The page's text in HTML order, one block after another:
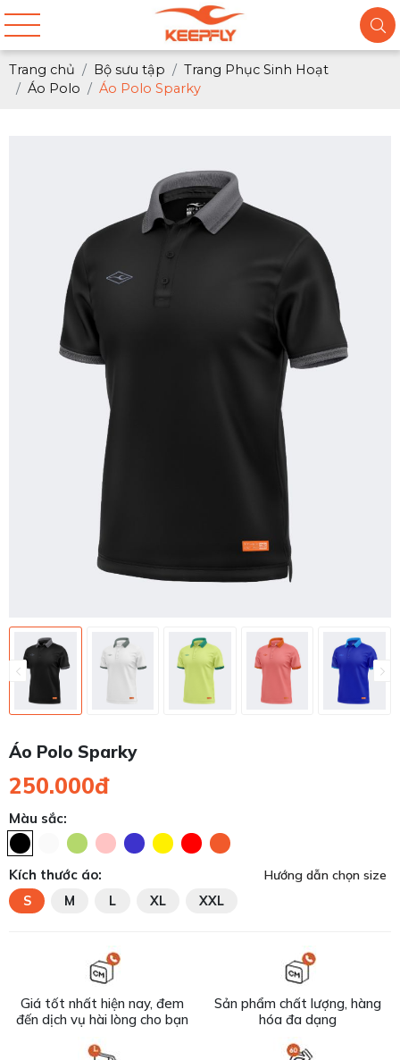
Trang chủ Bộ sưu tập
Trang Phục Sinh Hoạt
Áo Polo
Áo Polo Sparky
Áo Polo Sparky
250.000đ
Màu sắc:
Kích thước áo: Hướng dẫn chọn size
S M L XL XXL
Giá tốt nhất hiện nay, đem
đến dịch vụ hài lòng cho bạn
Sản phẩm chất lượng, hàng
hóa đa dạng